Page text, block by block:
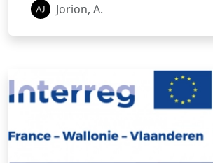
Jorion, A.